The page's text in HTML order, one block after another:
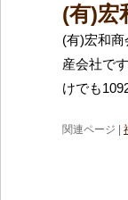
(有)宏
(有)宏和
産会社で
けでも
関連ページ |